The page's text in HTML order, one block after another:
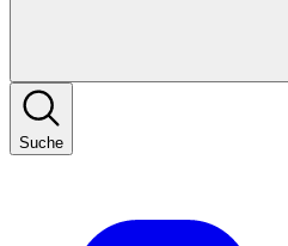
Suche